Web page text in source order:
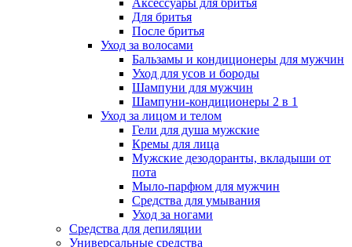
Аксессуары для бритья
Для бритья
После бритья
Уход за волосами
Бальзамы и кондиционеры для мужчин
Уход для усов и бороды
Шампуни для мужчин
Шампуни-кондиционеры 2 в 1
Уход за лицом и телом
Гели для душа мужские
Кремы для лица
Мужские дезодоранты, вкладыши от
пота
Мыло-парфюм для мужчин
Средства для умывания
Уход за ногами
Средства для депиляции
Универсальные средства